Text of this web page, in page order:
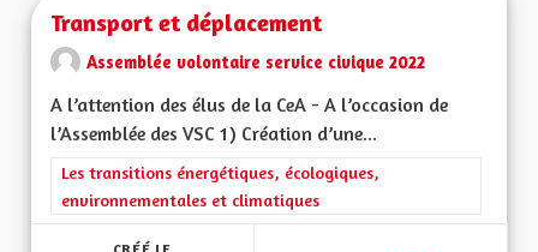
Transport et déplacement
Assemblée volontaire service civique 2022
A l’attention des élus de la CeA - A l’occasion de
l’Assemblée des VSC 1) Création d’une...
Filtrer les résultats de la catégorie : Les transitions
Les transitions énergétiques, écologiques,
environnementales et climatiques